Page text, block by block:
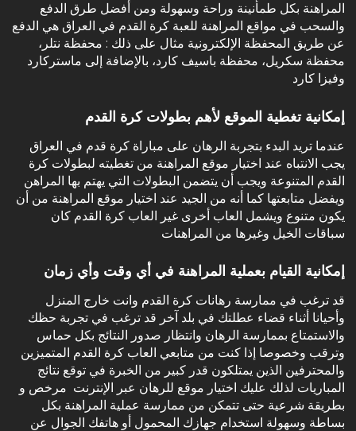
المراهنة بكل طمأنينة وراحة وسهولة ومن أفضل طرق الدفع
والسحب في مواقع المراهنة للعبة كرة القدم في العراق هي الدفع
عن طريق المحفظة الإلكترونية مثال على ذلك : محفظة نتلر،
محفظة سكريل، محفظة باسيف كارد، بالإضافة إلى ماستركارد
وفيزا كارد
إمكانية تغطية الموقع لأهم بطولات كرة القدم
‏عندما تريد البدء بتجربة الرهان على مباراة كرة قدم في العراق
يجب الانتباه عند اختيار موقع المراهنة من تغطيته لبطولات كرة
القدم المتنوعة ويجب أن يتضمن البطولات التي يهتم بها المراهن
ويفضل متابعتها كما أنه من الجيد عند اختيار موقع المراهنة من أن
يكون متنوع ويشمل العاب أخرى غير العاب كرة القدم كان
سباقات الخيل وغيرها من المراهنات
إمكانية القيام بعملية المراهنة في أي وقت وأي زمان
‏قد ترغب في ممارسة رهانات كرة القدم وانت خارج المنزل
وأحيانا أثناء قضاء عطلتك في بلد آخر قد ترغب في تجربة حظك
والاستمتاع بممارسة الرهان وانتظار صدور النتائج بكل حماس
وترقب وخصوصا إذا كنت من متابعي العاب كرة القدم المتميزين
والمحترفين الذين يمتلكون قدر كبير من الخبرة في توقع نتائج
المباريات لذلك عليك اختيار موقع للرهان عبر الإنترنت مرخص و
بطريقة شرعية حتى تتمكن من ممارسة عملية المراهنة بكل
بساطة وسهولة استخدام جهازك المحمول أو هاتفك الجوال عن